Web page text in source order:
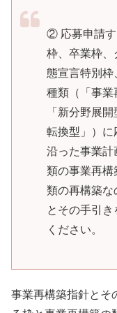
② 応募申請す
枠、卒業枠、
態宣言特別枠
種類（「事業
「新分野展
転換型」）に
沿った事業計
類の事業再構
類の再構築な
とその手引
ください。
事業再構築指針とそ